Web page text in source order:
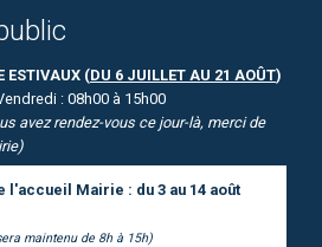
ESTIVAUX (DU 6 JUILLET AU 21 AOÛT)
: 08h00 à 15h00
avez rendez-vous ce jour-là, merci de
l'accueil Mairie : du 3 au 14 août
maintenu de 8h à 15h)